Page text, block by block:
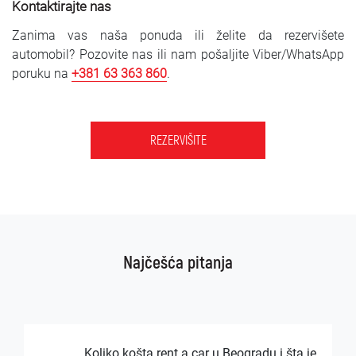
Kontaktirajte nas
Zanima vas naša ponuda ili želite da rezervišete
automobil? Pozovite nas ili nam pošaljite Viber/WhatsApp
poruku na +381 63 363 860.
REZERVIŠITE
Najčešća pitanja